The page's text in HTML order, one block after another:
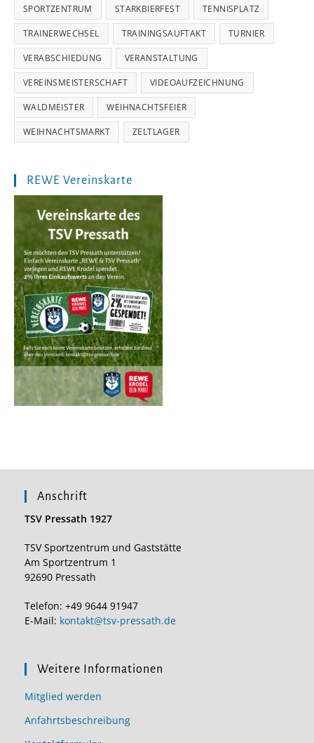
SPORTZENTRUM STARKBIERFEST TENNISPLATZ
TRAINERWECHSEL TRAININGSAUFTAKT TURNIER
VERABSCHIEDUNG VERANSTALTUNG
VEREINSMEISTERSCHAFT VIDEOAUFZEICHNUNG
WALDMEISTER WEIHNACHTSFEIER
WEIHNACHTSMARKT ZELTLAGER
REWE Vereinskarte
Anschrift
TSV Pressath 1927
TSV Sportzentrum und Gaststätte
Am Sportzentrum 1
92690 Pressath
Telefon: +49 9644 91947
E-Mail: kontakt@tsv-pressath.de
Weitere Informationen
Mitglied werden
Anfahrtsbeschreibung